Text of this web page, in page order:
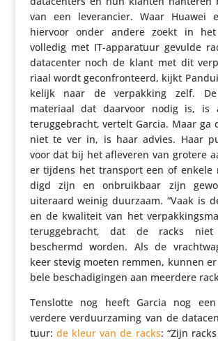
van een leve­ran­cier. Waar Huawei
hiervoor onder andere zoekt in
volledig met IT-appa­ra­tuur gevulde
data­center noch de klant met dit
riaal wordt gecon­fron­teerd, kijkt
ke­lijk naar de verpak­king zelf. De
materiaal dat daarvoor nodig is, is
terug­ge­bracht, vertelt Garcia. Maar ga
niet te ver in, is haar advies. Haar
voor dat bij het afleveren van grotere
er tijdens het transport een of enkele
digd zijn en onbruik­baar zijn
uiteraard weinig duurzaam. “Vaak is
en de kwaliteit van het
terug­ge­bracht, dat de racks
beschermd worden. Als de
keer stevig moeten remmen, kunnen
bele bescha­di­gingen aan meerdere
Tenslotte nog heeft Garcia nog
verdere verduur­za­ming van de
tuur: de kleur van de racks: “Zijn